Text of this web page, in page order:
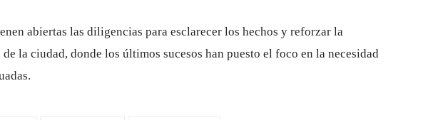
abiertas las diligencias para esclarecer los hechos y reforzar la
de la ciudad, donde los últimos sucesos han puesto el foco en la necesidad